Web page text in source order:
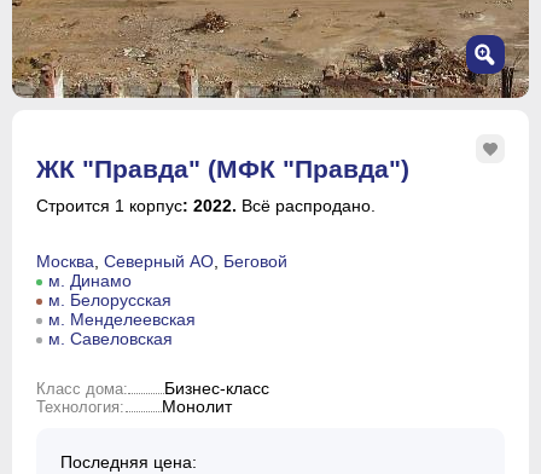
3
4
6
7
ЖК "Правда" (МФК "Правда")
Строится 1 корпус: 2022. Всё распродано.
Москва, Северный АО, Беговой
м. Динамо
м. Белорусская
м. Менделеевская
м. Савеловская
Класс дома:
Бизнес-класс
Технология:
Монолит
Последняя цена: